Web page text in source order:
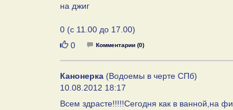
на джиг
0 (с 11.00 до 17.00)
Нравится
0 Комментарии (0)
Канонерка (Водоемы в черте СПб)
10.08.2012 18:17
Всем здрасте!!!!!Сегодня как в ванной,на